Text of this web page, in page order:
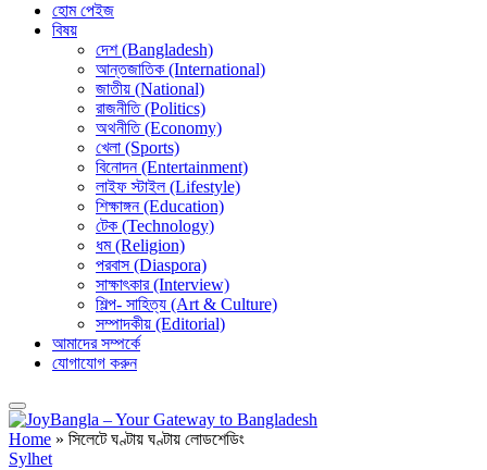
হোম পেইজ
বিষয়
দেশ (Bangladesh)
আন্তজাতিক (International)
জাতীয় (National)
রাজনীতি (Politics)
অথনীতি (Economy)
খেলা (Sports)
বিনোদন (Entertainment)
লাইফ স্টাইল (Lifestyle)
শিক্ষাঙ্গন (Education)
টেক (Technology)
ধম (Religion)
পরবাস (Diaspora)
সাক্ষাৎকার (Interview)
শিল্প- সাহিত্য (Art & Culture)
সম্পাদকীয় (Editorial)
আমাদের সম্পর্কে
যোগাযোগ করুন
Home » সিলেটে ঘণ্টায় ঘণ্টায় লোডশেডিং
Sylhet